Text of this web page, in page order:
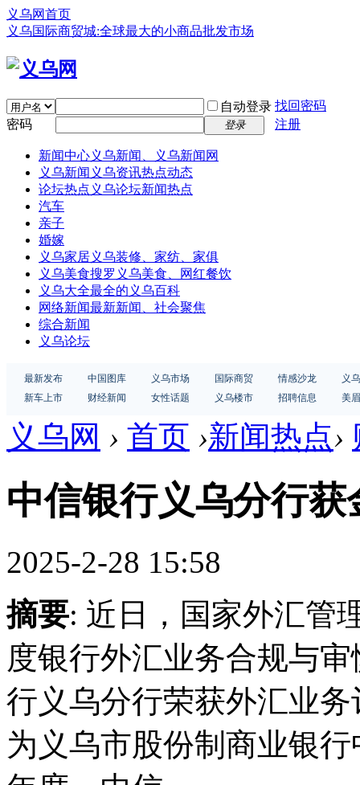
义乌网首页
义乌国际商贸城:全球最大的小商品批发市场
自动登录 找回密码
密码
登录 注册
新闻中心义乌新闻、义乌新闻网
义乌新闻 义乌资讯热点动态
论坛热点 义乌论坛新闻热点
汽车
亲子
婚嫁
义乌家居义乌装修、家纺、家俱
义乌美食搜罗义乌美食、网红餐饮
义乌大全最全的义乌百科
网络新闻最新新闻、社会聚焦
综合新闻
义乌论坛
最新发布 中国图库 义乌市场 国际商贸 情感沙龙
义
新车上市
财经新闻 女性话题 义乌楼市 招聘信息 美
义乌网 › 首页 ›新闻热点›
中信银行义乌分行
2025-2-28 15:58
摘要: 近日，国家外汇管
度银行外汇业务合规与
行义乌分行荣获外汇业
为义乌市股份制商业银